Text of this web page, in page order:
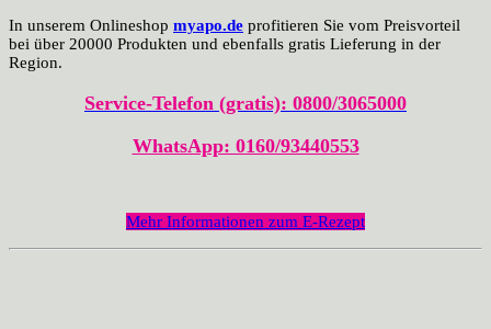
In unserem Onlineshop myapo.de profitieren Sie vom Preisvorteil
bei über 20000 Produkten und ebenfalls gratis Lieferung in der
Region.
Service-Telefon (gratis): 0800/3065000
WhatsApp: 0160/93440553
Mehr Informationen zum E-Rezept